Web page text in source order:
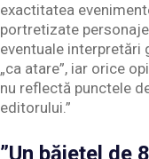
exactitatea
portretizate
eventuale
„ca atare”, iar orice
nu reflectă punctele
editorului.”
”Un băiețel de